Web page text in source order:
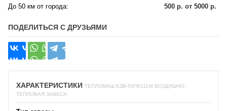
До 50 км от города:
500 р. от 5000 р.
ПОДЕЛИТЬСЯ С ДРУЗЬЯМИ
ХАРАКТЕРИСТИКИ ТЕПЛОМАШ КЭВ-50П6111W ВОЗДУШНО-
ТЕПЛОВАЯ ЗАВЕСА